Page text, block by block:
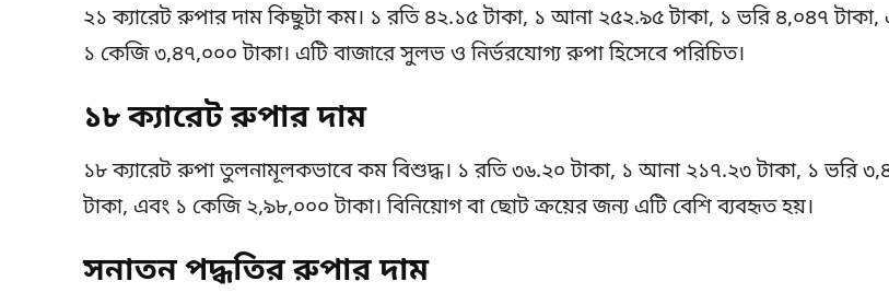
২১ ক্যারেট রুপার দাম কিছুটা কম। ১ রতি ৪২.১৫ টাকা, ১ আনা ২৫২.৯৫ টাকা, ১ ভরি ৪,০৪৭ টাকা,
১ কেজি ৩,৪৭,০০০ টাকা। এটি বাজারে সুলভ ও নির্ভরযোগ্য রুপা হিসেবে পরিচিত।
১৮ ক্যারেট রুপার দাম
১৮ ক্যারেট রুপা তুলনামূলকভাবে কম বিশুদ্ধ। ১ রতি ৩৬.২০ টাকা, ১ আনা ২১৭.২৩ টাকা, ১ ভরি
টাকা, এবং ১ কেজি ২,৯৮,০০০ টাকা। বিনিয়োগ বা ছোট ক্রয়ের জন্য এটি বেশি ব্যবহৃত হয়।
সনাতন পদ্ধতির রুপার দাম